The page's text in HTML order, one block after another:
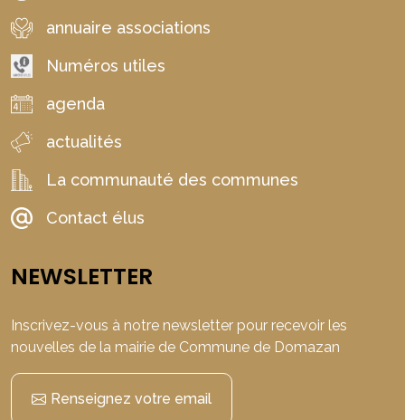
annuaire associations
Numéros utiles
agenda
actualités
La communauté des communes
Contact élus
NEWSLETTER
Inscrivez-vous à notre newsletter pour recevoir les
nouvelles de la mairie de Commune de Domazan
Renseignez votre email